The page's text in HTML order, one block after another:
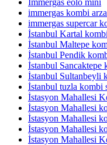
immergas kombi
immergas supercar
İstanbul Kartal
İstanbul Maltepe
İstanbul Pendik
İstanbul Sancaktepe
İstanbul Sultanbeyli
İstanbul tuzla kombi
İstasyon Mahallesi
İstasyon Mahallesi
İstasyon Mahallesi
İstasyon Mahallesi
İstasyon Mahallesi